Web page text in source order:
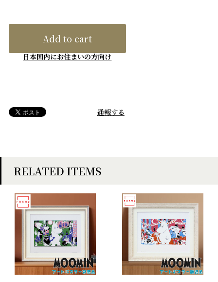
Add to cart
日本国内にお住まいの方向け
通報する
RELATED ITEMS